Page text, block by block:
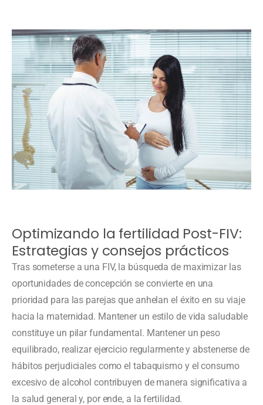
Optimizando la fertilidad Post-FIV:
Estrategias y consejos prácticos
Tras someterse a una FIV, la búsqueda de maximizar las
oportunidades de concepción se convierte en una
prioridad para las parejas que anhelan el éxito en su viaje
hacia la maternidad. Mantener un estilo de vida saludable
constituye un pilar fundamental. Mantener un peso
equilibrado, realizar ejercicio regularmente y abstenerse de
hábitos perjudiciales como el tabaquismo y el consumo
excesivo de alcohol contribuyen de manera significativa a
la salud general y, por ende, a la fertilidad.